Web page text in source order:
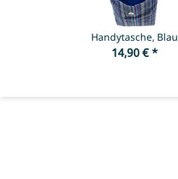
Handytasche, Blau
14,90 €*